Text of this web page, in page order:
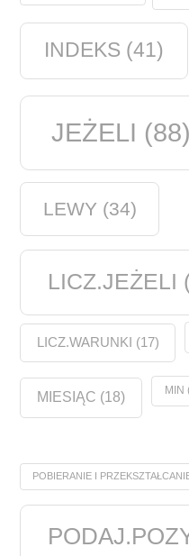
INDEKS (41)
JEŻELI (88)
LEWY (34)
LICZ.JEŻELI
LICZ.WARUNKI (17)
MIESIĄC (18) MIN
POBIERANIE I